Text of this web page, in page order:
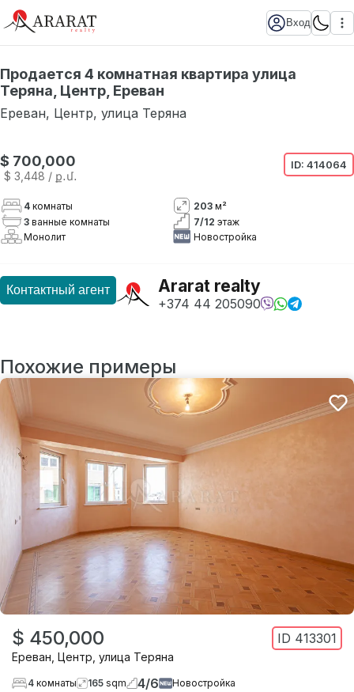
Вход
Продается 4 комнатная квартира улица
Теряна, Центр, Ереван
Ереван, Центр, улица Теряна
$ 700,000
$ 3,448 / ք․մ․
ID: 414064
4 комнаты 203 м²
3 ванные комнаты 7/12 этаж
Монолит
Новостройка
Контактный агент Ararat realty
+374 44 205090
Похожие примеры
$ 450,000 ID 413301
Ереван Центр улица Теряна
4 комнаты 165 sqm 4/6 Новостройка